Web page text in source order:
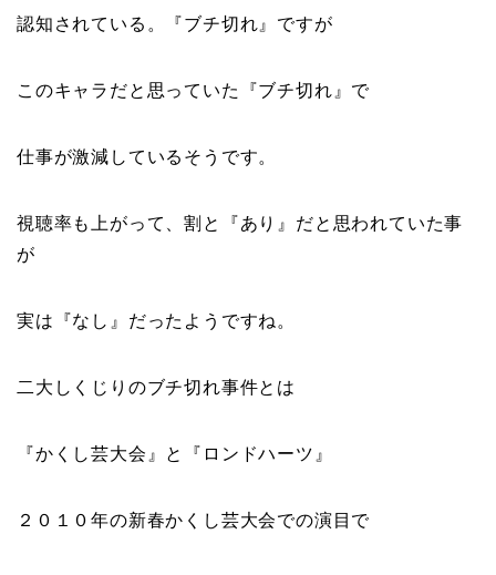
認知されている。『ブチ切れ 』ですが
このキャラだと思っていた『ブチ切れ 』で
仕事が激減しているそうです。
視聴率も上がって、割と『あり 』だと思われていた事
が
実は『なし 』だったようですね。
二大しくじりのブチ切れ事件とは
『かくし芸大会 』と『 ロンドハーツ 』
２０１０年の新春かくし芸大会での演目で